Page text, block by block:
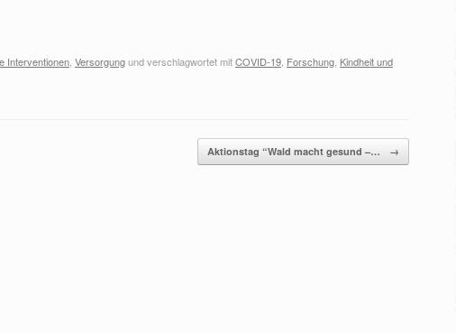
Interventionen Versorgungund verschlagwortet mitCOVID-19 Forschung Kindheit und
Aktionstag “Wald macht gesund –… →